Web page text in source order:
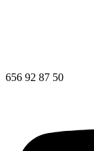
656 92 87 50